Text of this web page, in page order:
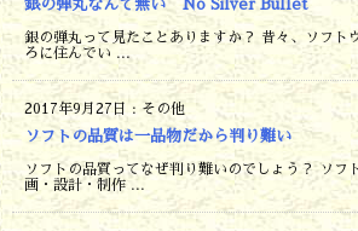
銀の弾丸なんて無い No Silver Bullet
銀の弾丸って見たことありますか？ 昔々、ソフト
ろに住んでい ...
2017年9月27日 : その他
ソフトの品質は一品物だから判り難い
ソフトの品質ってなぜ判り難いのでしょう？ ソフ
画・設計・制作 ...